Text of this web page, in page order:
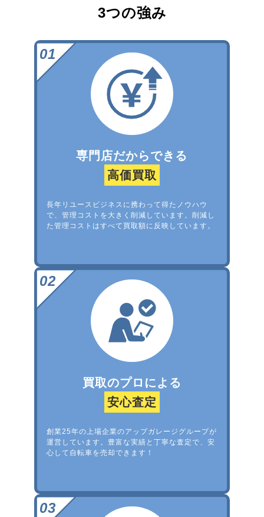
3つの強み
専門店だからできる
高価買取
長年リユースビジネスに携わって得たノウハウ
で、管理コストを大きく削減しています。削減し
た管理コストはすべて買取額に反映しています。
買取のプロによる
安心査定
創業25年の上場企業のアップガレージグループが
運営しています。豊富な実績と丁寧な査定で、安
心して自転車を売却できます！